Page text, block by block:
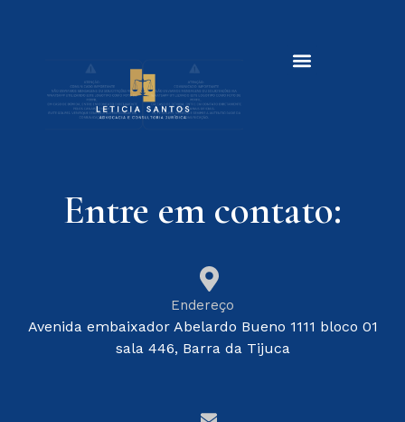
Entre em contato:
Endereço
Avenida embaixador Abelardo Bueno 1111 bloco 01
sala 446, Barra da Tijuca